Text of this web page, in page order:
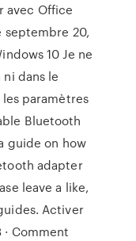
avec Office
septembre 20,
10 Je ne
dans le
paramètres
Bluetooth
guide on how
adapter
leave a like,
Activer
Comment